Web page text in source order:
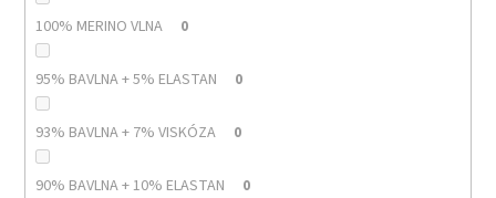
100% MERINO VLNA 0
95% BAVLNA + 5% ELASTAN 0
93% BAVLNA + 7% VISKÓZA 0
90% BAVLNA + 10% ELASTAN 0